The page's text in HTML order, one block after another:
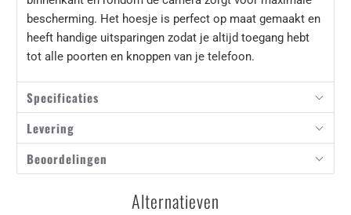
bescherming. Het hoesje is perfect op maat gemaakt en
heeft handige uitsparingen zodat je altijd toegang hebt
tot alle poorten en knoppen van je telefoon.
Specificaties
Levering
Beoordelingen
Alternatieven